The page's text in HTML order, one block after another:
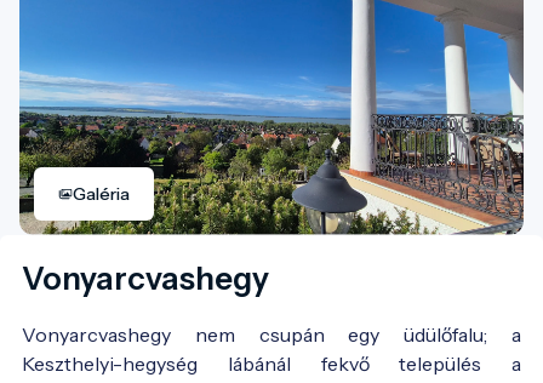
Galéria
Vonyarcvashegy
Vonyarcvashegy nem csupán egy üdülőfalu; a
Keszthelyi-hegység lábánál fekvő település a